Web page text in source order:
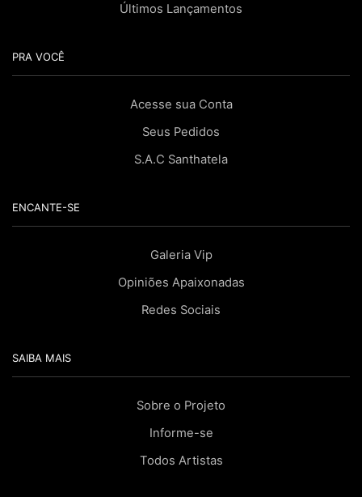
Últimos Lançamentos
PRA VOCÊ
Acesse sua Conta
Seus Pedidos
S.A.C Santhatela
ENCANTE-SE
Galeria Vip
Opiniões Apaixonadas
Redes Sociais
SAIBA MAIS
Sobre o Projeto
Informe-se
Todos Artistas